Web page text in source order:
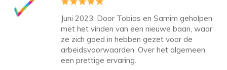
Juni 2023: Door Tobias en Samim geholpen
met het vinden van een nieuwe baan, waar
ze zich goed in hebben gezet voor de
arbeidsvoorwaarden. Over het algemeen
een prettige ervaring.